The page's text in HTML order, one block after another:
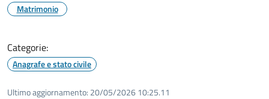
Matrimonio
Categorie:
Anagrafe e stato civile
Ultimo aggiornamento: 20/05/2026 10:25.11